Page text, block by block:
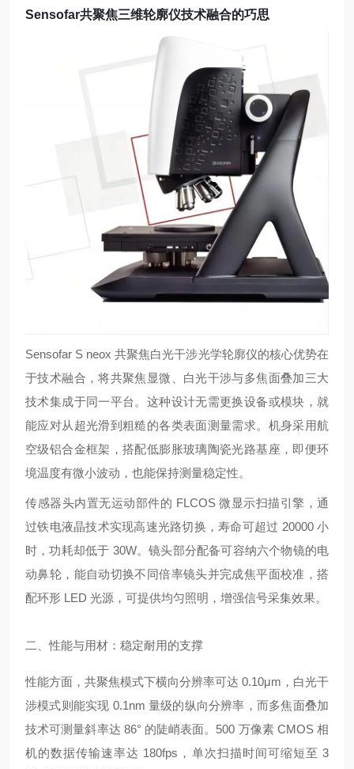
Sensofar共聚焦三维轮廓仪技术融合的巧思
Sensofar S neox 共聚焦白光干涉光学轮廓仪的核心优势在
于技术融合，将共聚焦显微、白光干涉与多焦面叠加三大
技术集成于同一平台。这种设计无需更换设备或模块，就
能应对从超光滑到粗糙的各类表面测量需求。机身采用航
空级铝合金框架，搭配低膨胀玻璃陶瓷光路基座，即便环
境温度有微小波动，也能保持测量稳定性。
传感器头内置无运动部件的 FLCOS 微显示扫描引擎，通
过铁电液晶技术实现高速光路切换，寿命可超过 20000 小
时，功耗却低于 30W。镜头部分配备可容纳六个物镜的电
动鼻轮，能自动切换不同倍率镜头并完成焦平面校准，搭
配环形 LED 光源，可提供均匀照明，增强信号采集效果。
二、性能与用材：稳定耐用的支撑
性能方面，共聚焦模式下横向分辨率可达 0.10μm，白光干
涉模式则能实现 0.1nm 量级的纵向分辨率，而多焦面叠加
技术可测量斜率达 86° 的陡峭表面。500 万像素 CMOS 相
机的数据传输速率达 180fps，单次扫描时间可缩短至 3